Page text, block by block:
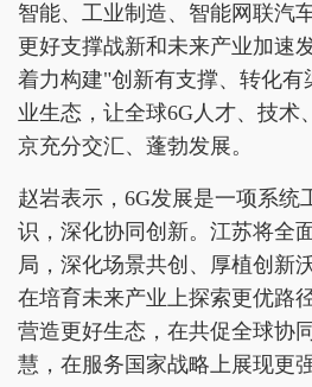
智能、工业制造、智能网联汽
更好支撑战新和未来产业加速
着力构建"创新有支撑、转化
业生态，让全球6G人才、技术
京充分交汇、蓬勃发展。
赵岩表示，6G发展是一项系统
识，深化协同创新。江苏将全
局，深化场景共创、厚植创新
在培育未来产业上探索更优路
营造更好生态，在共促全球协
慧，在服务国家战略上展现更